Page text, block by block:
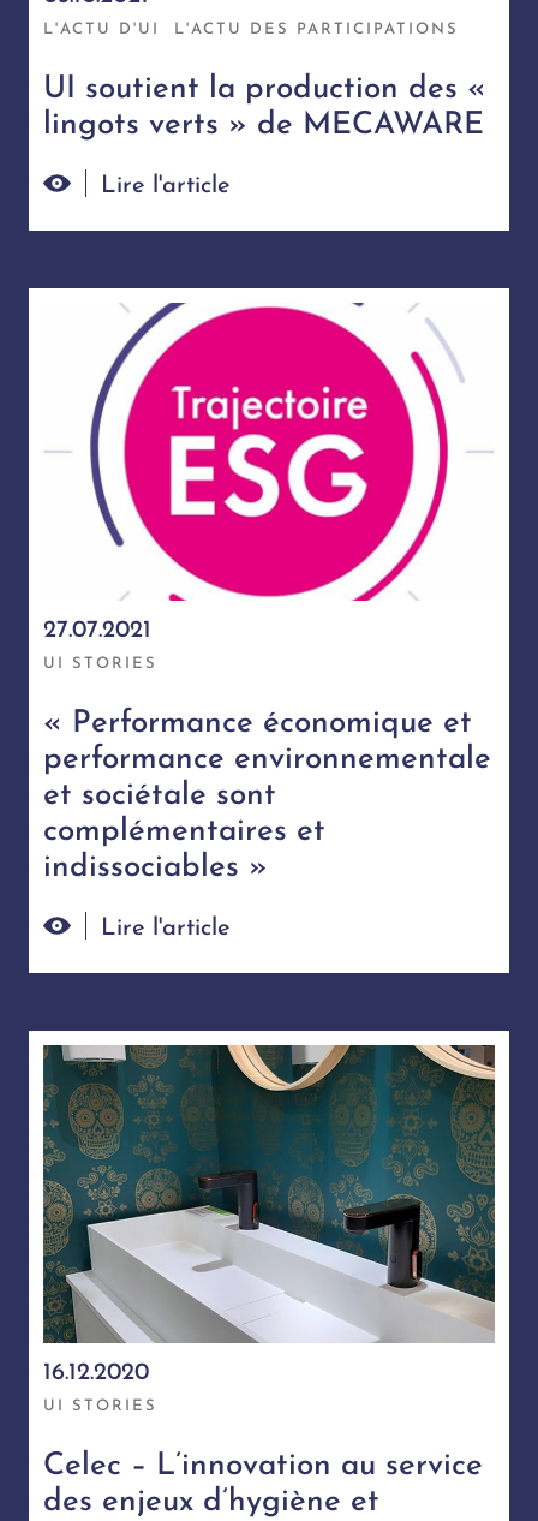
L'ACTU D'UI L'ACTU DES PARTICIPATIONS
UI soutient la production des «
lingots verts » de MECAWARE
Lire l'article
27.07.2021
UI STORIES
« Performance économique et
performance environnementale
et sociétale sont
complémentaires et
indissociables »
Lire l'article
16.12.2020
UI STORIES
Celec – L’innovation au service
des enjeux d’hygiène et